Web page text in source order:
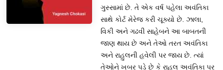
ગુસ્સામાં છે. તે એક વર્ષ પહેલા અવંતિકા
સાથે કોર્ટ મેરેજ કરી ચૂક્યો છે. ઝાલા,
વિકી અને ગઢવી સાહેબને આ બાબતની
જાણ થાય છે અને તેઓ તરત અવંતિકા
અને રાહુલની હવેલી પર જાય છે. ત્યાં
તેઓને ખબર પડે છે કે રાહુલ અવંતિકા પર